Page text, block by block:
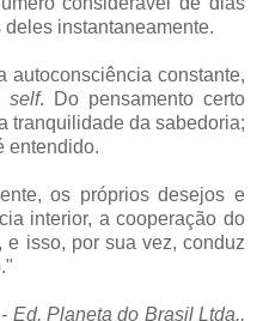
instantaneamente.
autoconsciência constante,
self. Do pensamento certo
tranquilidade da sabedoria;
entendido.
os próprios desejos e
interior, a cooperação do
e isso, por sua vez, conduz
Ed. Planeta do Brasil Ltda.,